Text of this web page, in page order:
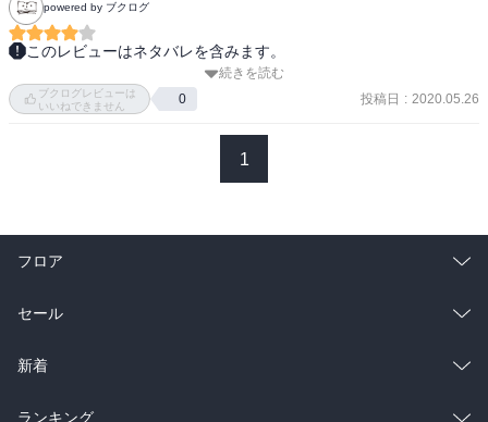
powered by ブクログ
このレビューはネタバレを含みます。
結構お話しがweb版(書籍版未読)と変わっている。
るためしょうがないのかもしれない。
シストなしで、場所に追いつくのは難しいのでは？
ているなら、原始的な歯車状態でもなんとかなるのか？んー
ベッドを落とした件が省かれて、ストーンスタンプで一緒に起こし
続きを読む
ブクログレビューは
いいねできません
0 投稿日 : 2020.05.26
1
フロア
総合
ラノベ
雑誌・グラビア
セール
総合
ラノベ
新着
総合
ランキング